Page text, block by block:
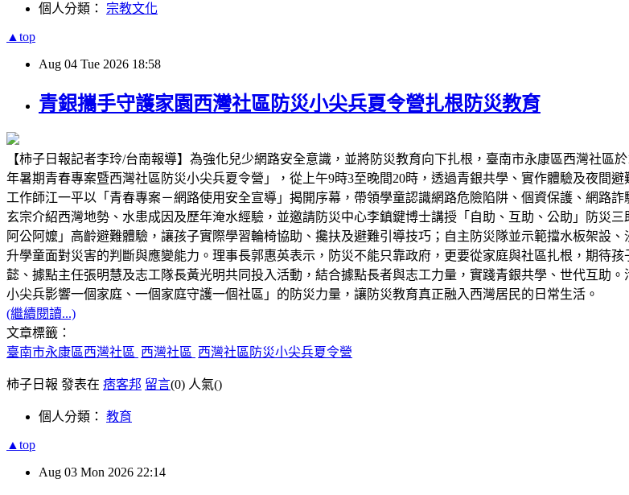
個人分類： 宗教文化
▲top
Aug 04 Tue 2026 18:58
青銀攜手守護家園西灣社區防災小尖兵夏令營扎根防災教育
【柿子日報記者李玲/台南報導】為強化兒少網路安全意識，並將防災教育向下扎根，臺南市永康區西灣社區
年暑期青春專案暨西灣社區防災小尖兵夏令營」，從上午9時3至晚間20時，透過青銀共學、實作體驗及夜間
工作師江一平以「青春專案－網路使用安全宣導」揭開序幕，帶領學童認識網路危險陷阱、個資保護、網路
玄宗介紹西灣地勢、水患成因及歷年淹水經驗，並邀請防災中心李鎮鍵博士講授「自助、互助、公助」防災
阿公阿嬤」高齡避難體驗，讓孩子實際學習輪椅協助、攙扶及避難引導技巧；自主防災隊並示範擋水板架設
升學童面對災害的判斷與應變能力。理事長郭惠英表示，防災不能只靠政府，更要從家庭與社區扎根，期待
懿、據點主任張明慧及志工隊長黃光明共同投入活動，結合據點長者與志工力量，實踐青銀共學、世代互助
小尖兵影響一個家庭、一個家庭守護一個社區」的防災力量，讓防災教育真正融入西灣居民的日常生活。
(繼續閱讀...)
文章標籤：
臺南市永康區西灣社區 西灣社區 西灣社區防災小尖兵夏令營
柿子日報 發表在 痞客邦 留言(0) 人氣()
個人分類： 教育
▲top
Aug 03 Mon 2026 22:14